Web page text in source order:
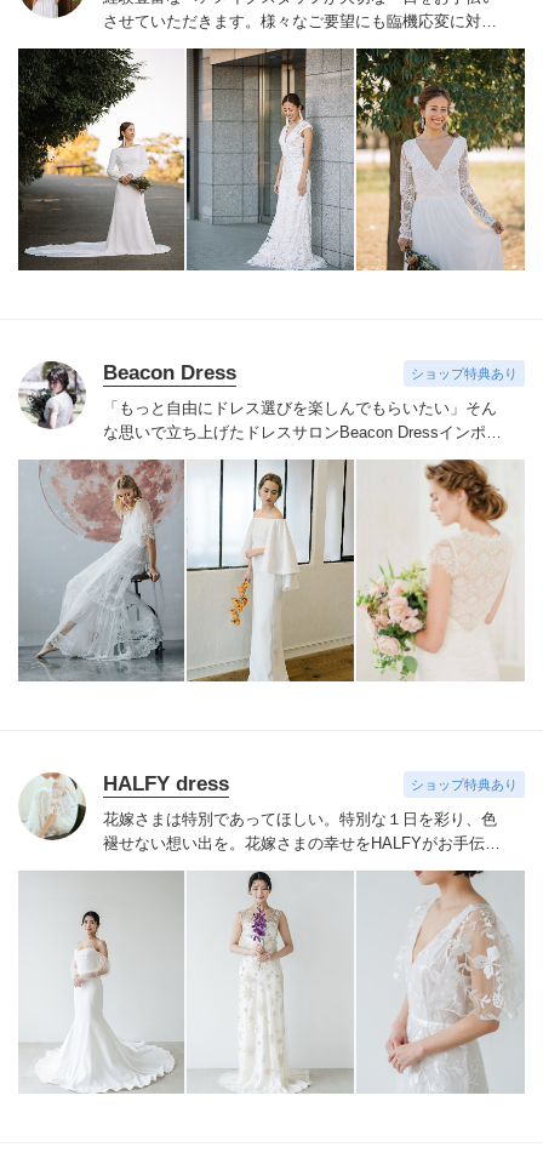
させていただきます。様々なご要望にも臨機応変に対応
し、人生で一番輝く笑顔を創り出します。
Beacon Dress ショップ特典あり
「もっと自由にドレス選びを楽しんでもらいたい」そん
な思いで立ち上げたドレスサロンBeacon Dressインポー
トドレスならではの繊細なレースやビジューをあしらっ
たドレスを手の届く価格でご用意
NYで注目されているア
クセサリーブランドRANJANA KHAN、シューズブラン
ドbellabelle shoesなどインポートアイテムも取り扱って
おります
自由でおしゃれなウェディングを目指すすべて
の花嫁様へ
サロンでお待ちしております
HALFY dress ショップ特典あり
花嫁さまは特別であってほしい。特別な１日を彩り、色
褪せない想い出を。 花嫁さまの幸せをHALFYがお手伝い
いたします。HALFYのドレスを見に纏うことでその人本
来の美しさを引きだし、ご自身の魅力に気づいて欲しい
と考えております。自分の魅力をもっと引き出したい、
自信を持って特別な１日を迎えたいという花嫁さまに見
つけて頂きたいです。